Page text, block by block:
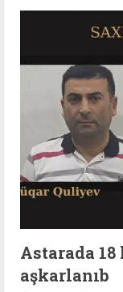
Astarada
aşkarlanıb